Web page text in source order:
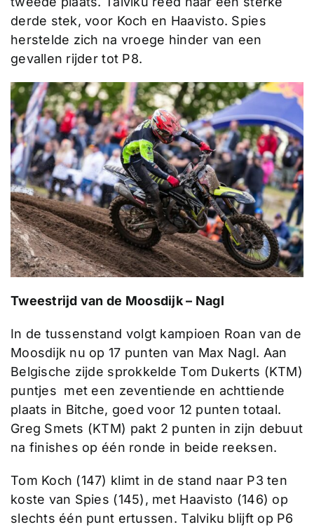
derde stek, voor Koch en Haavisto. Spies
herstelde zich na vroege hinder van een
gevallen rijder tot P8.
Tweestrijd van de Moosdijk – Nagl
In de tussenstand volgt kampioen Roan van de
Moosdijk nu op 17 punten van Max Nagl. Aan
Belgische zijde sprokkelde Tom Dukerts (KTM)
puntjes met een zeventiende en achttiende
plaats in Bitche, goed voor 12 punten totaal.
Greg Smets (KTM) pakt 2 punten in zijn debuut
na finishes op één ronde in beide reeksen.
Tom Koch (147) klimt in de stand naar P3 ten
koste van Spies (145), met Haavisto (146) op
slechts één punt ertussen. Talviku blijft op P6